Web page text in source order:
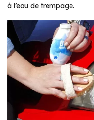
à l’eau de trempage.